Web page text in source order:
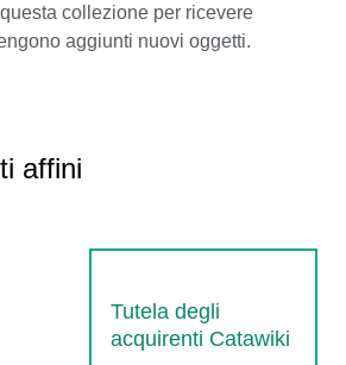
collezione per ricevere
aggiunti nuovi oggetti.
affini
Tutela degli
acquirenti Catawiki